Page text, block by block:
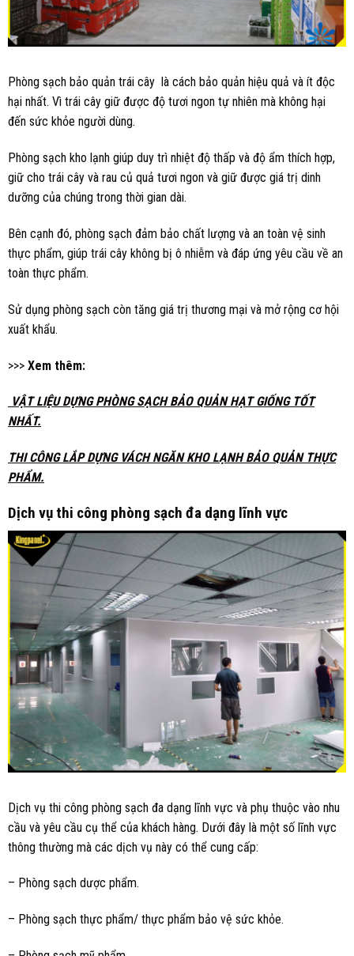
Phòng sạch bảo quản trái cây là cách bảo quản hiệu quả và ít độc
hại nhất. Vì trái cây giữ được độ tươi ngon tự nhiên mà không hại
đến sức khỏe người dùng.
Phòng sạch kho lạnh giúp duy trì nhiệt độ thấp và độ ẩm thích hợp,
giữ cho trái cây và rau củ quả tươi ngon và giữ được giá trị dinh
dưỡng của chúng trong thời gian dài.
Bên cạnh đó, phòng sạch đảm bảo chất lượng và an toàn vệ sinh
thực phẩm, giúp trái cây không bị ô nhiễm và đáp ứng yêu cầu về an
toàn thực phẩm.
Sử dụng phòng sạch còn tăng giá trị thương mại và mở rộng cơ hội
xuất khẩu.
>>> Xem thêm:
VẬT LIỆU DỰNG PHÒNG SẠCH BẢO QUẢN HẠT GIỐNG TỐT
NHẤT.
THI CÔNG LẮP DỰNG VÁCH NGĂN KHO LẠNH BẢO QUẢN THỰC
PHẨM.
Dịch vụ thi công phòng sạch đa dạng lĩnh vực
Dịch vụ thi công phòng sạch đa dạng lĩnh vực và phụ thuộc vào nhu
cầu và yêu cầu cụ thể của khách hàng. Dưới đây là một số lĩnh vực
thông thường mà các dịch vụ này có thể cung cấp:
– Phòng sạch dược phẩm.
– Phòng sạch thực phẩm/ thực phẩm bảo vệ sức khỏe.